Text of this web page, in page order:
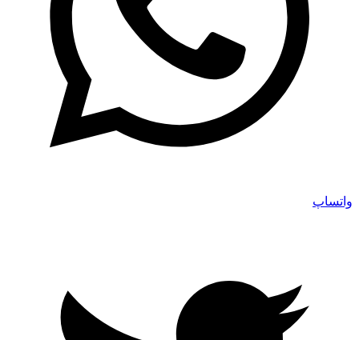
واتساپ